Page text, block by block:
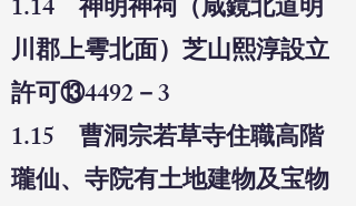
1.14 神明神祠（咸鏡北道明
川郡上雩北面）芝山熙淳設立
許可⑬4492－3
1.15 曹洞宗若草寺住職高階
瓏仙、寺院有土地建物及宝物